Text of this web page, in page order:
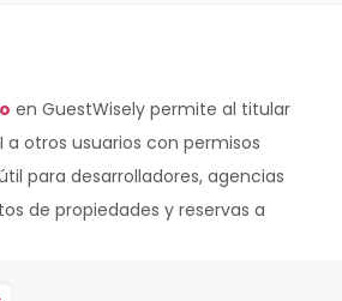
en GuestWisely permite al titular
otros usuarios con permisos
para desarrolladores, agencias
de propiedades y reservas a